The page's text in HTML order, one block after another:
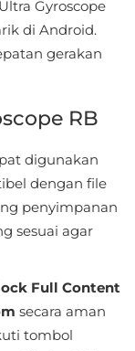
Gyroscope
di Android.
gerakan
RB
digunakan
dengan file
penyimpanan
sesuai agar
Full Content
secara aman
tombol